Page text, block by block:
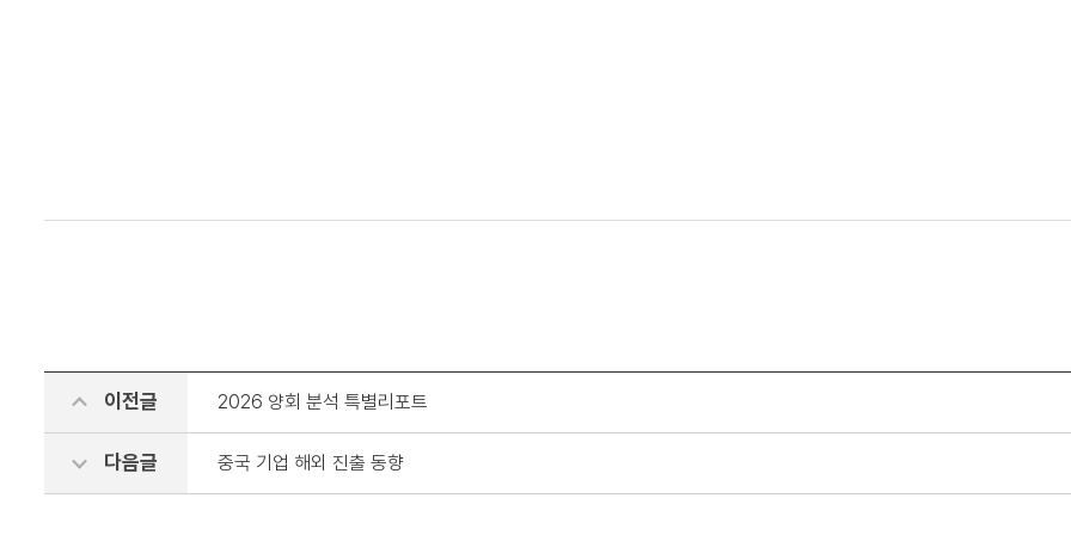
이전글 2026 양회 분석 특별리포트
다음글 중국 기업 해외 진출 동향